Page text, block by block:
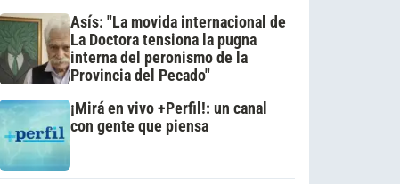
Asís: "La movida internacional de
La Doctora tensiona la pugna
interna del peronismo de la
Provincia del Pecado"
¡Mirá en vivo +Perfil!: un canal
con gente que piensa